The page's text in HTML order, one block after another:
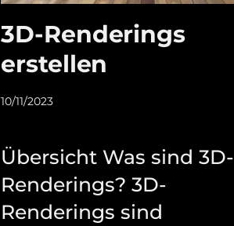
3D-Renderings
erstellen
10/11/2023
Übersicht Was sind 3D-
Renderings? 3D-
Renderings sind